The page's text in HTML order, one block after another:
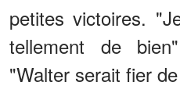
petites victoires.
tellement de
"Walter serait fier